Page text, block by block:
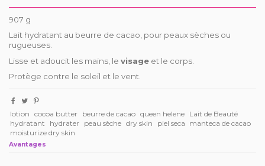
907 g
Lait hydratant au beurre de cacao, pour peaux sèches ou
rugueuses.
Lisse et adoucit les mains, le visage et le corps.
Protège contre le soleil et le vent.
lotion cocoa butter beurre de cacao queen helene
Lait de Beauté
hydratant
hydrater peau sèche dry skin piel seca manteca de cacao
moisturize dry skin
Avantages